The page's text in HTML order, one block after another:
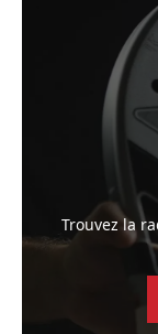
Trouvez la